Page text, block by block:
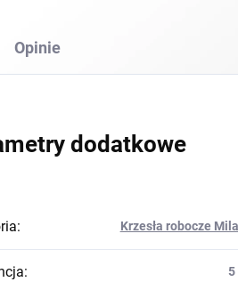
Opinie
dodatkowe
: Krzesła robocze
: 5